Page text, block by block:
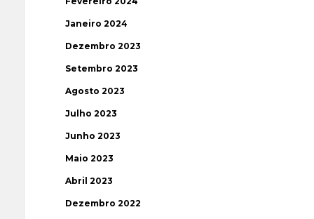
Janeiro 2024
Dezembro 2023
Setembro 2023
Agosto 2023
Julho 2023
Junho 2023
Maio 2023
Abril 2023
Dezembro 2022